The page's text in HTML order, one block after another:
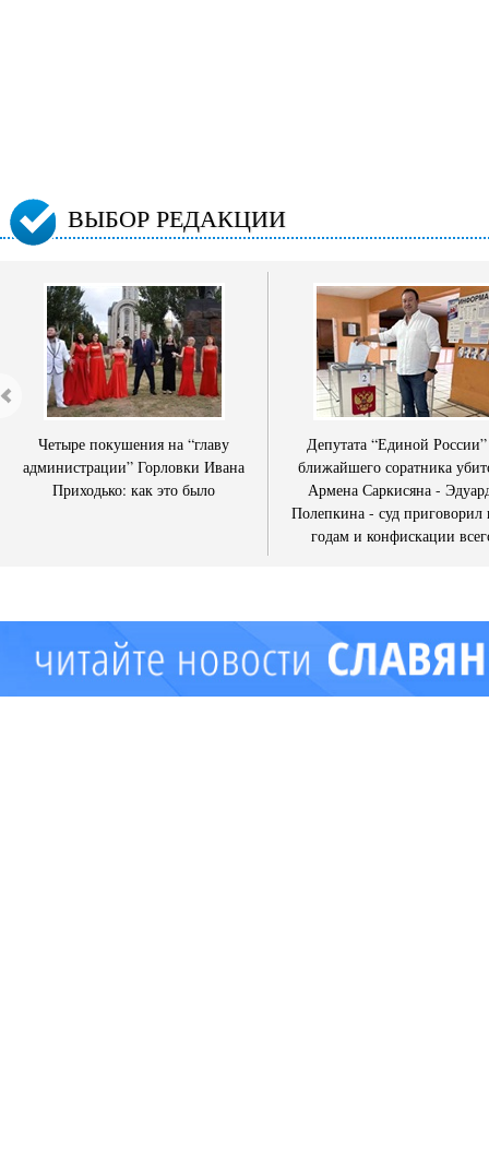
ВЫБОР РЕДАКЦИИ
Четыре покушения на “главу
администрации” Горловки Ивана
Приходько: как это было
Депутата “Единой
ближайшего соратника
Армена Саркисяна -
Полепкина - суд приговорил
годам и конфискации